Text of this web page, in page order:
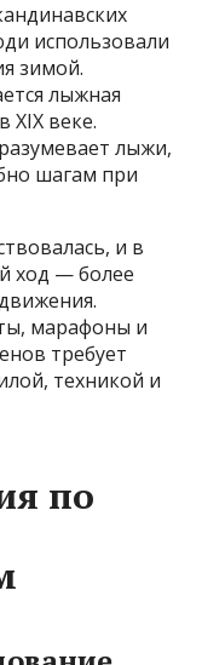
использовали
зимой.
лыжная
XIX веке.
лыжи,
шагам при
и в
ход — более
марафоны и
требует
техникой и
по